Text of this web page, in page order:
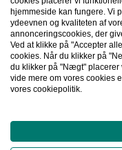
og har vores egen
Academy.
Naviger hurtigt
hjemmeside kan fungere. Vi
ydeevnen og kvaliteten af
annonceringscookies, der
Ved at klikke på "Accepter
cookies. Når du klikker på
du klikker på "Nægt" placerer
vide mere om vores cookies
vores cookiepolitik.